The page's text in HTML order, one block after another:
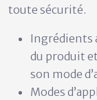
toute sécurité.
Ingrédients
du produit
son mode
Modes